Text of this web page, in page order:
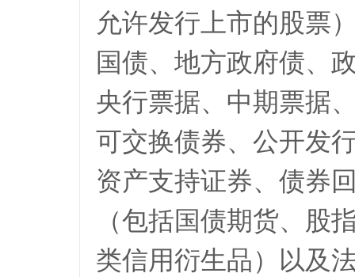
允许发行上市的股票
国债、地方政府债、
央行票据、中期票据
可交换债券、公开发
资产支持证券、债券
（包括国债期货、
类信用衍生品）以及